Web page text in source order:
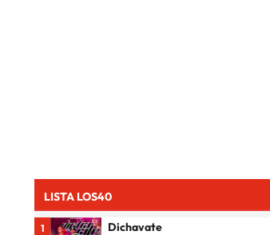
LISTA LOS40
1 Dichavate